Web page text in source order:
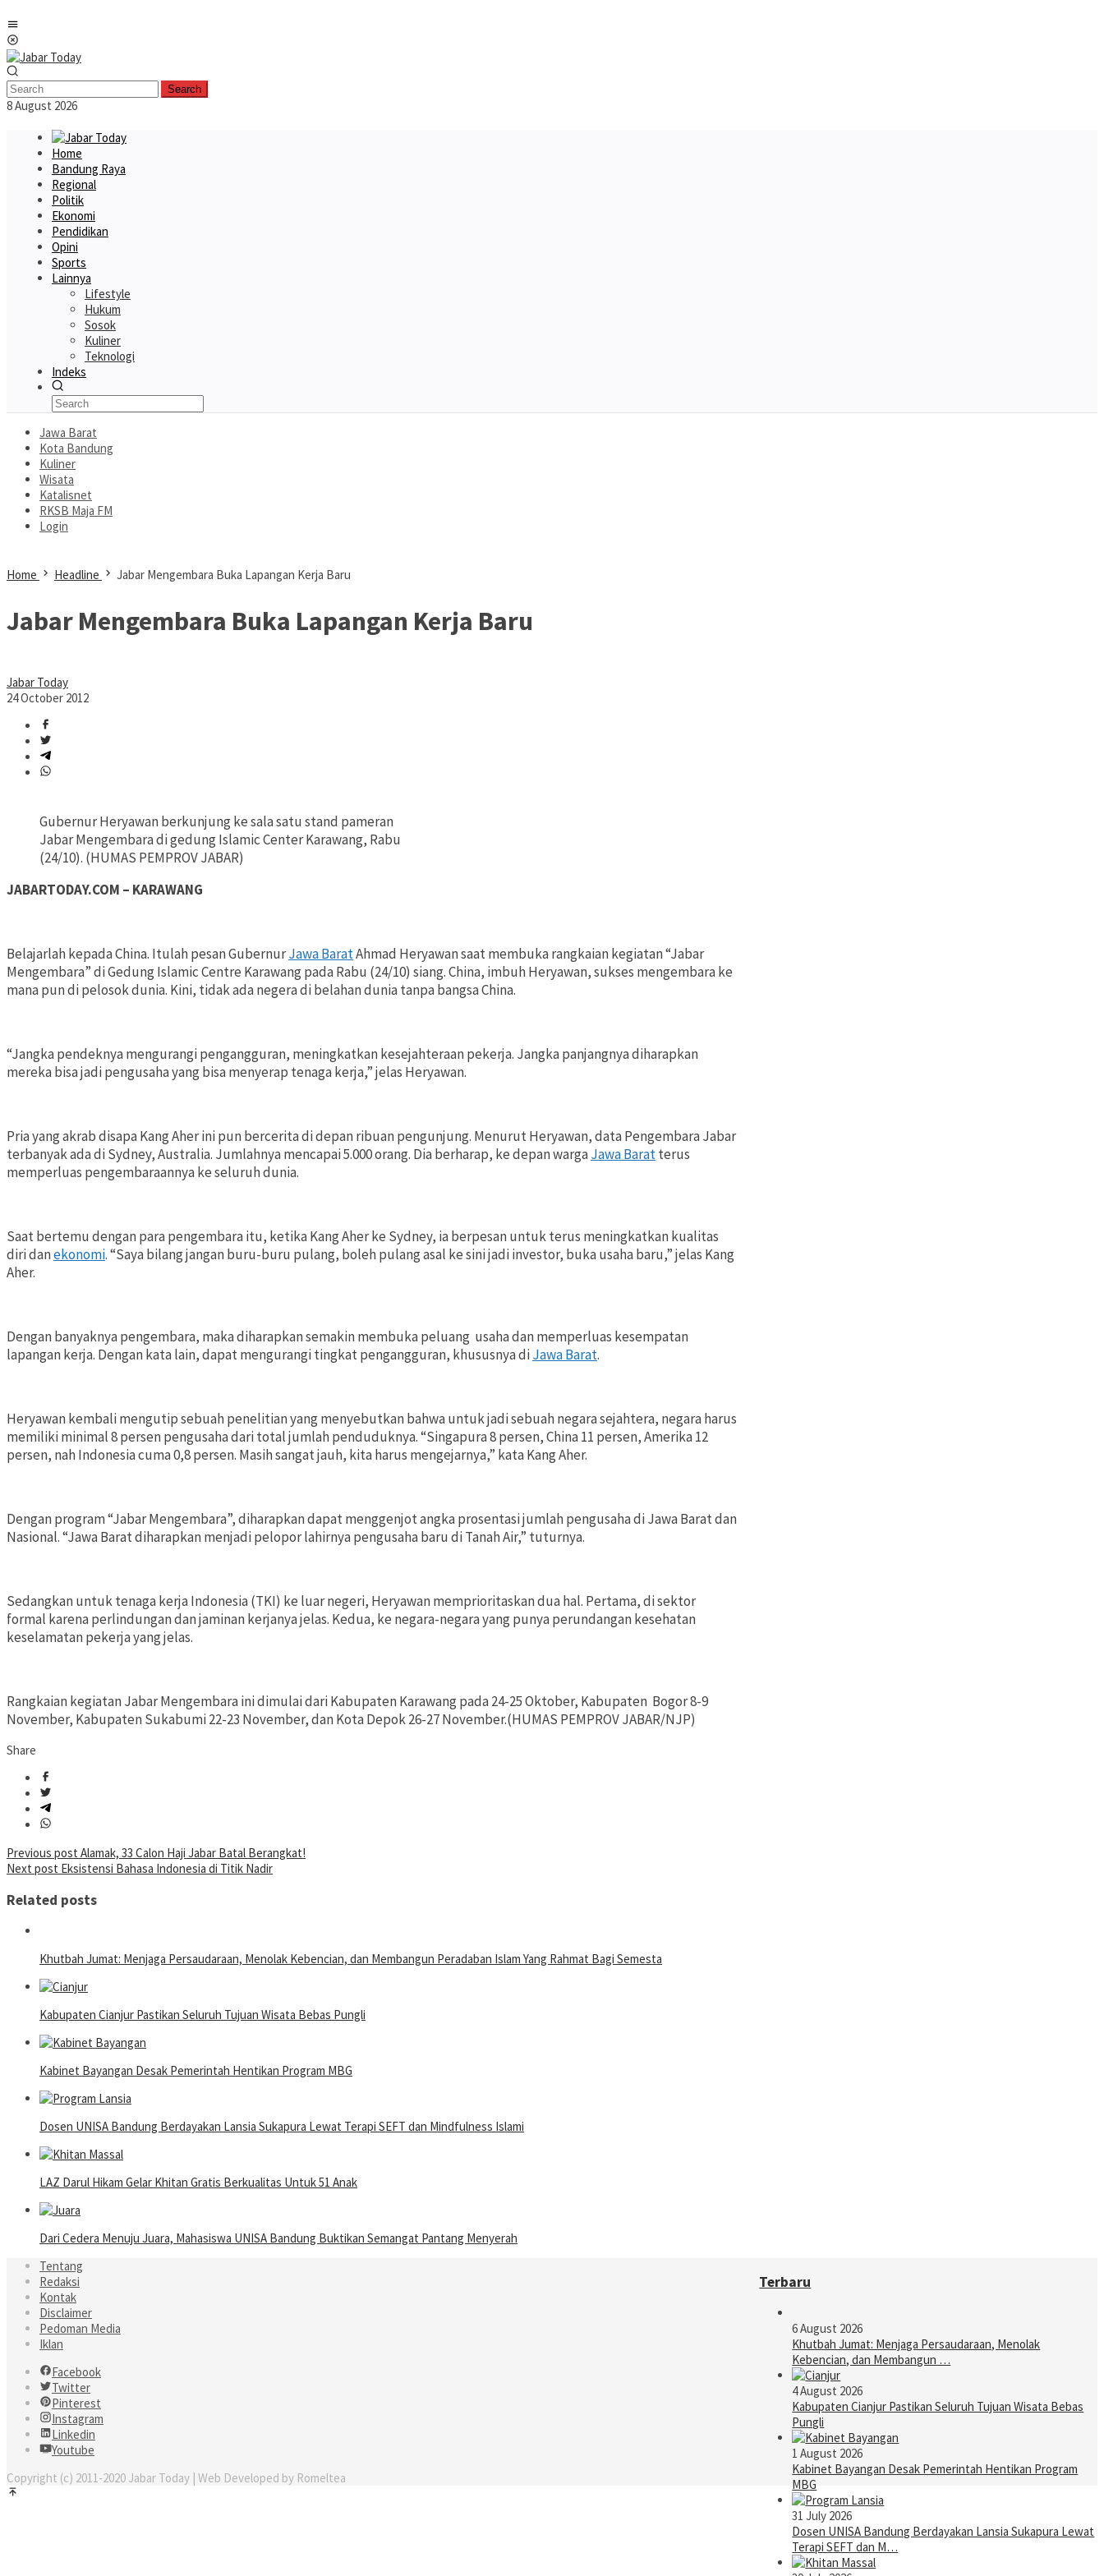
to
content
Search
8 August 2026
Home
Bandung Raya
Regional
Politik
Ekonomi
Pendidikan
Opini
Sports
Lainnya
Lifestyle
Hukum
Sosok
Kuliner
Teknologi
Indeks
Jawa Barat
Kota Bandung
Kuliner
Wisata
Katalisnet
RKSB Maja FM
Login
Home Headline Jabar Mengembara Buka Lapangan Kerja Baru
Jabar Mengembara Buka Lapangan Kerja Baru
Jabar Today
24 October 2012
Gubernur Heryawan berkunjung ke sala satu stand pameran
Jabar Mengembara di gedung Islamic Center Karawang, Rabu
(24/10). (HUMAS PEMPROV JABAR)
JABARTODAY.COM – KARAWANG
Belajarlah kepada China. Itulah pesan GubernurJawa BaratAhmad Heryawan saat membuka rangkaian kegiatan “Jabar
Mengembara” di Gedung Islamic Centre Karawang pada Rabu (24/10) siang. China, imbuh Heryawan, sukses mengembara ke
mana pun di pelosok dunia. Kini, tidak ada negera di belahan dunia tanpa bangsa China.
“Jangka pendeknya mengurangi pengangguran, meningkatkan kesejahteraan pekerja. Jangka panjangnya diharapkan
mereka bisa jadi pengusaha yang bisa menyerap tenaga kerja,” jelas Heryawan.
Pria yang akrab disapa Kang Aher ini pun bercerita di depan ribuan pengunjung. Menurut Heryawan, data Pengembara Jabar
terbanyak ada di Sydney, Australia. Jumlahnya mencapai 5.000 orang. Dia berharap, ke depan wargaJawa Baratterus
memperluas pengembaraannya ke seluruh dunia.
Saat bertemu dengan para pengembara itu, ketika Kang Aher ke Sydney, ia berpesan untuk terus meningkatkan kualitas
diri danekonomi. “Saya bilang jangan buru-buru pulang, boleh pulang asal ke sini jadi investor, buka usaha baru,” jelas Kang
Aher.
Dengan banyaknya pengembara, maka diharapkan semakin membuka peluang usaha dan memperluas kesempatan
lapangan kerja. Dengan kata lain, dapat mengurangi tingkat pengangguran, khususnya diJawa Barat.
Heryawan kembali mengutip sebuah penelitian yang menyebutkan bahwa untuk jadi sebuah negara sejahtera, negara harus
memiliki minimal 8 persen pengusaha dari total jumlah penduduknya. “Singapura 8 persen, China 11 persen, Amerika 12
persen, nah Indonesia cuma 0,8 persen. Masih sangat jauh, kita harus mengejarnya,” kata Kang Aher.
Dengan program “Jabar Mengembara”, diharapkan dapat menggenjot angka prosentasi jumlah pengusaha di Jawa Barat dan
Nasional. “Jawa Barat diharapkan menjadi pelopor lahirnya pengusaha baru di Tanah Air,” tuturnya.
Sedangkan untuk tenaga kerja Indonesia (TKI) ke luar negeri, Heryawan memprioritaskan dua hal. Pertama, di sektor
formal karena perlindungan dan jaminan kerjanya jelas. Kedua, ke negara-negara yang punya perundangan kesehatan
keselamatan pekerja yang jelas.
Rangkaian kegiatan Jabar Mengembara ini dimulai dari Kabupaten Karawang pada 24-25 Oktober, Kabupaten Bogor 8-9
November, Kabupaten Sukabumi 22-23 November, dan Kota Depok 26-27 November.(HUMAS PEMPROV JABAR/NJP)
Share
Post
navigation
Previous post Alamak, 33 Calon Haji Jabar Batal Berangkat!
Next post Eksistensi Bahasa Indonesia di Titik Nadir
Related posts
Khutbah Jumat: Menjaga Persaudaraan, Menolak Kebencian, dan Membangun Peradaban Islam Yang Rahmat Bagi Semesta
Kabupaten Cianjur Pastikan Seluruh Tujuan Wisata Bebas Pungli
Kabinet Bayangan Desak Pemerintah Hentikan Program MBG
Dosen UNISA Bandung Berdayakan Lansia Sukapura Lewat Terapi SEFT dan Mindfulness Islami
LAZ Darul Hikam Gelar Khitan Gratis Berkualitas Untuk 51 Anak
Dari Cedera Menuju Juara, Mahasiswa UNISA Bandung Buktikan Semangat Pantang Menyerah
Terbaru
6 August 2026
Khutbah Jumat: Menjaga Persaudaraan, Menolak
Kebencian, dan Membangun …
4 August 2026
Kabupaten Cianjur Pastikan Seluruh Tujuan Wisata Bebas
Pungli
1 August 2026
Kabinet Bayangan Desak Pemerintah Hentikan Program
MBG
31 July 2026
Dosen UNISA Bandung Berdayakan Lansia Sukapura Lewat
Terapi SEFT dan M…
Tentang
Redaksi
Kontak
Disclaimer
Pedoman Media
Iklan
Facebook
Twitter
Pinterest
Instagram
Linkedin
Youtube
Copyright (c) 2011-2020 Jabar Today | Web Developed by Romeltea